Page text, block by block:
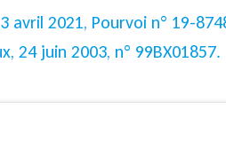
avril 2021, Pourvoi n° 19-
24 juin 2003, n° 99BX01857.